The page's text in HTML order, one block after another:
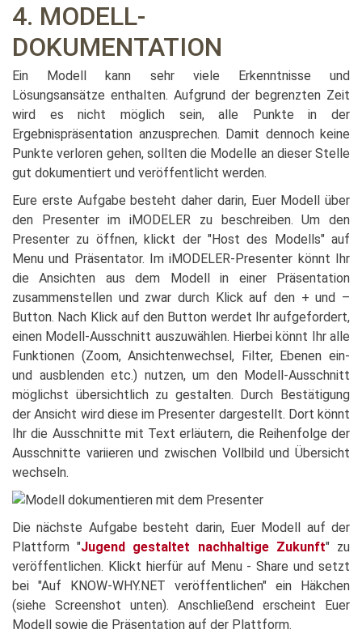
4. MODELL-
DOKUMENTATION
Ein Modell kann sehr viele Erkenntnisse und
Lösungsansätze enthalten. Aufgrund der begrenzten Zeit
wird es nicht möglich sein, alle Punkte in der
Ergebnispräsentation anzusprechen. Damit dennoch keine
Punkte verloren gehen, sollten die Modelle an dieser Stelle
gut dokumentiert und veröffentlicht werden.
Eure erste Aufgabe besteht daher darin, Euer Modell über
den Presenter im iMODELER zu beschreiben. Um den
Presenter zu öffnen, klickt der "Host des Modells" auf
Menu und Präsentator. Im iMODELER-Presenter könnt Ihr
die Ansichten aus dem Modell in einer Präsentation
zusammenstellen und zwar durch Klick auf den + und –
Button. Nach Klick auf den Button werdet Ihr aufgefordert,
einen Modell-Ausschnitt auszuwählen. Hierbei könnt Ihr alle
Funktionen (Zoom, Ansichtenwechsel, Filter, Ebenen ein-
und ausblenden etc.) nutzen, um den Modell-Ausschnitt
möglichst übersichtlich zu gestalten. Durch Bestätigung
der Ansicht wird diese im Presenter dargestellt. Dort könnt
Ihr die Ausschnitte mit Text erläutern, die Reihenfolge der
Ausschnitte variieren und zwischen Vollbild und Übersicht
wechseln.
Die nächste Aufgabe besteht darin, Euer Modell auf der
Plattform "Jugend gestaltet nachhaltige Zukunft" zu
veröffentlichen. Klickt hierfür auf Menu - Share und setzt
bei "Auf KNOW-WHY.NET veröffentlichen" ein Häkchen
(siehe Screenshot unten). Anschließend erscheint Euer
Modell sowie die Präsentation auf der Plattform.